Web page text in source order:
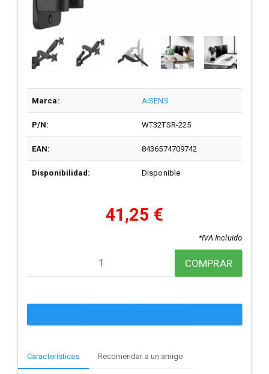
Marca: AISENS
P/N: WT32TSR-225
EAN: 8436574709742
Disponibilidad: Disponible
41,25 €
*IVA Incluido
COMPRAR
Características Recomendar a un amigo